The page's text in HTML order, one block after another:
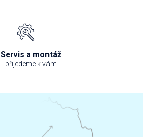
Servis a montáž
přijedeme k vám